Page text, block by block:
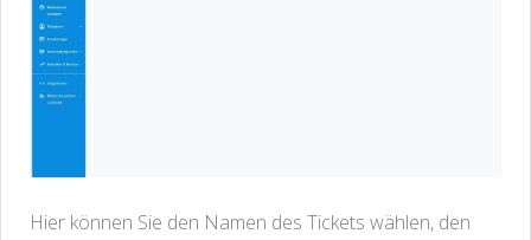
Hier können Sie den Namen des Tickets wählen, den